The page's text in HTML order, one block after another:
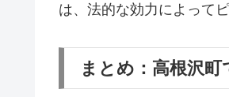
は、法的な効力によって
まとめ：高根沢